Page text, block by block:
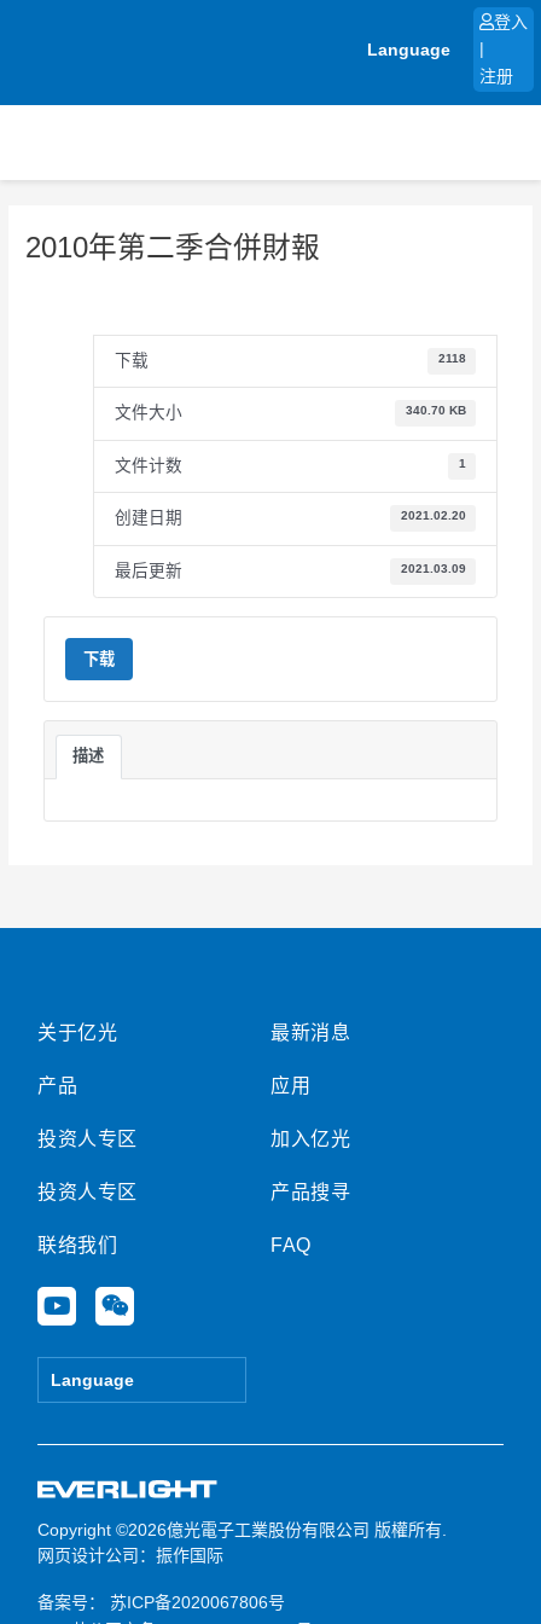
Language
登入
注册
2010年第二季合併財報
下载 2118
文件大小 340.70 KB
文件计数 1
创建日期 2021.02.20
最后更新 2021.03.09
下载
描述
关于亿光
产品
投资人专区
投资人专区
联络我们
Y
o
u
e
W
e
i
Language
最新消息
应用
加入亿光
产品搜寻
FAQ
Copyright ©2026億光電子工業股份有限公司 版權所有.
网页设计公司 ：振作国际
备案号：
苏ICP备2020067806号